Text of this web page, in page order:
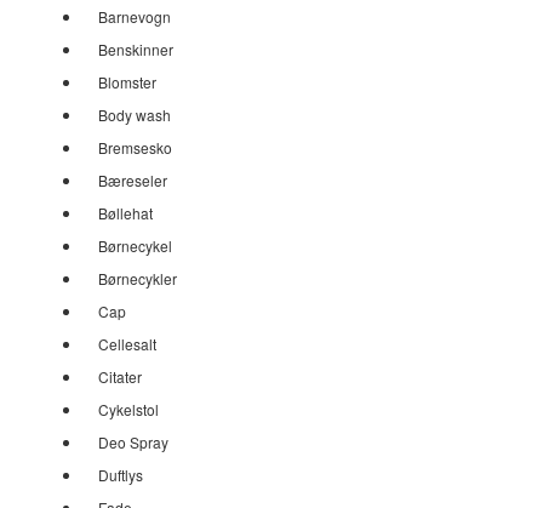
Barnevogn
Benskinner
Blomster
Body wash
Bremsesko
Bæreseler
Bøllehat
Børnecykel
Børnecykler
Cap
Cellesalt
Citater
Cykelstol
Deo Spray
Duftlys